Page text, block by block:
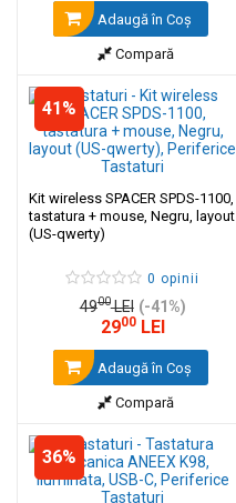
Adaugă în Coş
Compară
41%
Kit wireless SPACER SPDS-1100,
tastatura + mouse, Negru, layout
(US-qwerty)
0 opinii
4900LEI (-41%)
2900LEI
Adaugă în Coş
Compară
36%